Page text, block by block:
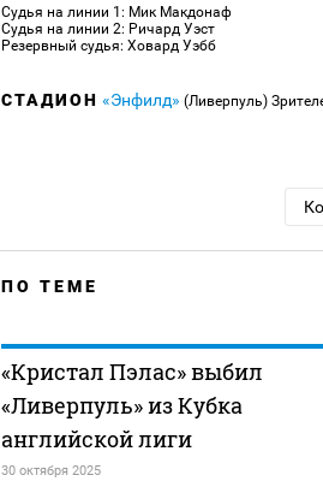
Судья на линии 1: Мик Макдонаф
Судья на линии 2: Ричард Уэст
Резервный судья: Ховард Уэбб
СТАДИОН «Энфилд» (Ливерпуль)
ПО ТЕМЕ
«Кристал Пэлас» выбил
«Ливерпуль» из Кубка
английской лиги
30 октября 2025